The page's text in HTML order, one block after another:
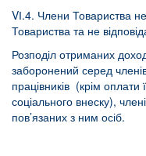
VІ.4. Члени Товариства
Товариства та не
Розподіл отриманих
заборонений серед
працівників (крім
соціального внеску),
пов’язаних з ним осіб.